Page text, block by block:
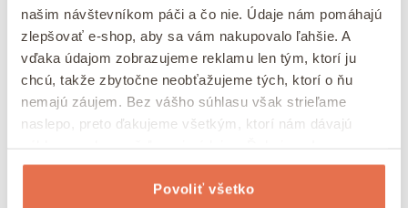
našim návštevníkom páči a čo nie. Údaje nám pomáhajú
zlepšovať e-shop, aby sa vám nakupovalo ľahšie. A
vďaka údajom zobrazujeme reklamu len tým, ktorí ju
chcú, takže zbytočne neobťažujeme tých, ktorí o ňu
nemajú záujem. Bez vášho súhlasu však strieľame
naslepo, preto ďakujeme všetkým, ktorí nám dávajú
Povoliť všetko
Rukolový salát s pečenými batáty